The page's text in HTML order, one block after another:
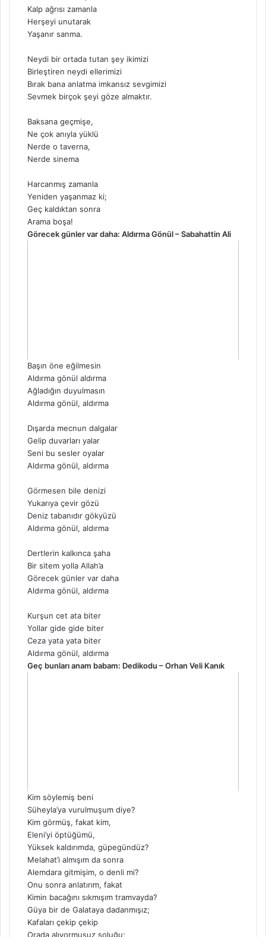
Kalp ağrısı zamanla
Herşeyi unutarak
Yaşanır sanma.
Neydi bir ortada tutan şey ikimizi
Birleştiren neydi ellerimizi
Bırak bana anlatma imkansız sevgimizi
Sevmek birçok şeyi göze almaktır.
Baksana geçmişe,
Ne çok anıyla yüklü
Nerde o taverna,
Nerde sinema
Harcanmış zamanla
Yeniden yaşanmaz ki;
Geç kaldıktan sonra
Arama boşa!
Görecek günler var daha: Aldırma Gönül – Sabahattin Ali
Başın öne eğilmesin
Aldırma gönül aldırma
Ağladığın duyulmasın
Aldırma gönül, aldırma
Dışarda mecnun dalgalar
Gelip duvarları yalar
Seni bu sesler oyalar
Aldırma gönül, aldırma
Görmesen bile denizi
Yukarıya çevir gözü
Deniz tabanıdır gökyüzü
Aldırma gönül, aldırma
Dertlerin kalkınca şaha
Bir sitem yolla Allah’a
Görecek günler var daha
Aldırma gönül, aldırma
Kurşun cet ata biter
Yollar gide gide biter
Ceza yata yata biter
Aldırma gönül, aldırma
Geç bunları anam babam: Dedikodu – Orhan Veli Kanık
Kim söylemiş beni
Süheyla’ya vurulmuşum diye?
Kim görmüş, fakat kim,
Eleni’yi öptüğümü,
Yüksek kaldırımda, güpegündüz?
Melahat’i almışım da sonra
Alemdara gitmişim, o denli mi?
Onu sonra anlatırım, fakat
Kimin bacağını sıkmışım tramvayda?
Güya bir de Galataya dadanmışız;
Kafaları çekip çekip
Orada alıyormuşuz soluğu;